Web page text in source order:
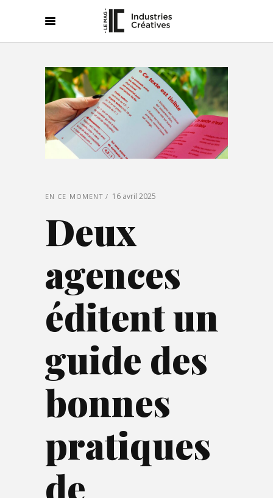
EN CE MOMENT 16 avril 2025
Deux
agences
éditent un
guide des
bonnes
pratiques
de